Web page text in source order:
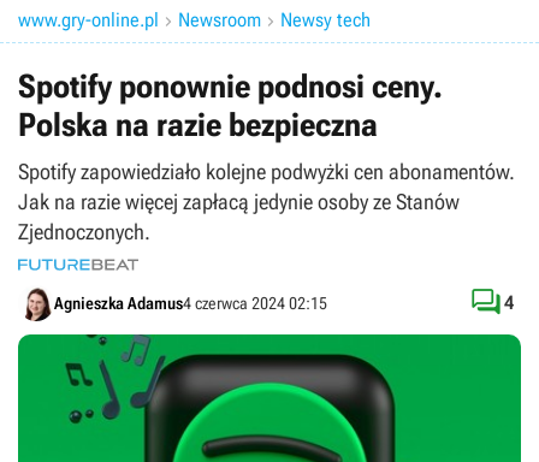
www.gry-online.pl  Newsroom  Newsy tech
Spotify ponownie podnosi ceny.
Polska na razie bezpieczna
Spotify zapowiedziało kolejne podwyżki cen abonamentów.
Jak na razie więcej zapłacą jedynie osoby ze Stanów
Zjednoczonych.
Agnieszka Adamus4 czerwca 2024 02:15 4